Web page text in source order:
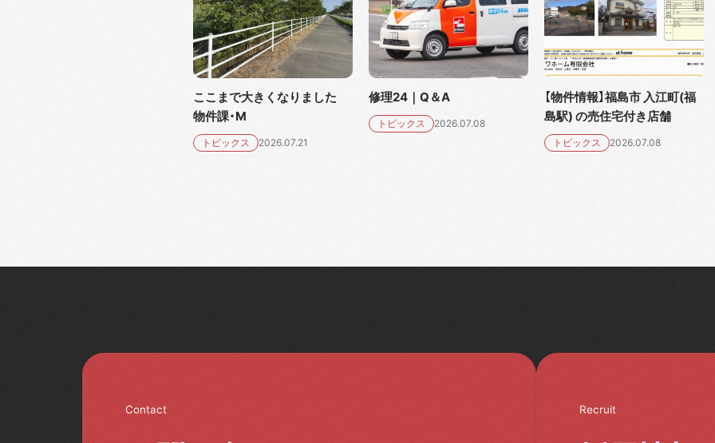
ここまで大きくなりました
物件課・M
トピックス 2026.07.21
修理24｜Q＆A
トピックス 2026.07.08
【物件情報】福島市 入江町(福
島駅) の売住宅付き店舗
トピックス 2026.07.08
Contact Recruit